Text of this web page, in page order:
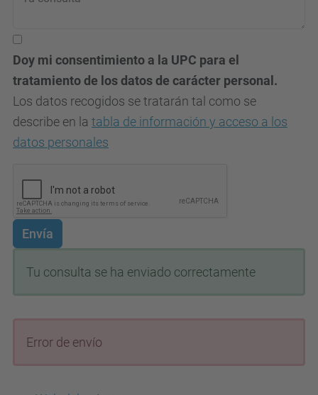
Doy mi consentimiento a la UPC para el
tratamiento de los datos de carácter personal.
Los datos recogidos se tratarán tal como se
describe en la tabla de información y acceso a los
datos personales
Envía
Tu consulta se ha enviado correctamente
Error de envío